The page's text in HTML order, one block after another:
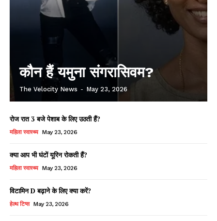
कौन हैं यमुना संगरासिवम?
The Velocity News - May 23, 2026
रोज रात 3 बजे पेशाब के लिए उठती हैं?
महिला स्वास्थ्य May 23, 2026
क्या आप भी घंटों यूरिन रोकती हैं?
महिला स्वास्थ्य May 23, 2026
विटामिन D बढ़ाने के लिए क्या करें?
हेल्थ टिप्स May 23, 2026